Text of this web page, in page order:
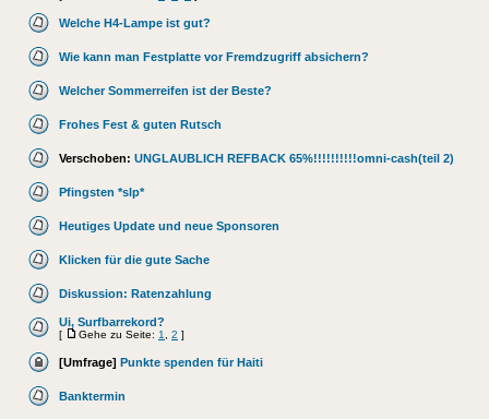
Welche H4-Lampe ist gut?
Wie kann man Festplatte vor Fremdzugriff absichern?
Welcher Sommerreifen ist der Beste?
Frohes Fest & guten Rutsch
Verschoben: UNGLAUBLICH REFBACK 65%!!!!!!!!!!omni-cash(teil 2)
Pfingsten *slp*
Heutiges Update und neue Sponsoren
Klicken für die gute Sache
Diskussion: Ratenzahlung
Ui, Surfbarrekord?
[ Gehe zu Seite: 1 2 ]
[Umfrage] Punkte spenden für Haiti
Banktermin